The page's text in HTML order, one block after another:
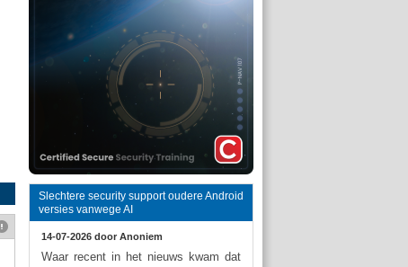
Slechtere security support oudere Android
versies vanwege AI
14-07-2026 door Anoniem
Waar recent in het nieuws kwam dat